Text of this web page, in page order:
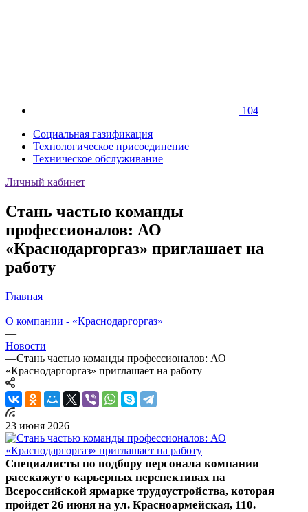
104
Социальная газификация
Технологическое присоединение
Техническое обслуживание
Личный кабинет
Стань частью команды
профессионалов: АО
«Краснодаргоргаз» приглашает на
работу
Главная
—
О компании - «Краснодаргоргаз»
—
Новости
—Стань частью команды профессионалов: АО
«Краснодаргоргаз» приглашает на работу
23 июня 2026
Специалисты по подбору персонала компании
расскажут о карьерных перспективах на
Всероссийской ярмарке трудоустройства, которая
пройдет 26 июня на ул. Красноармейская, 110.